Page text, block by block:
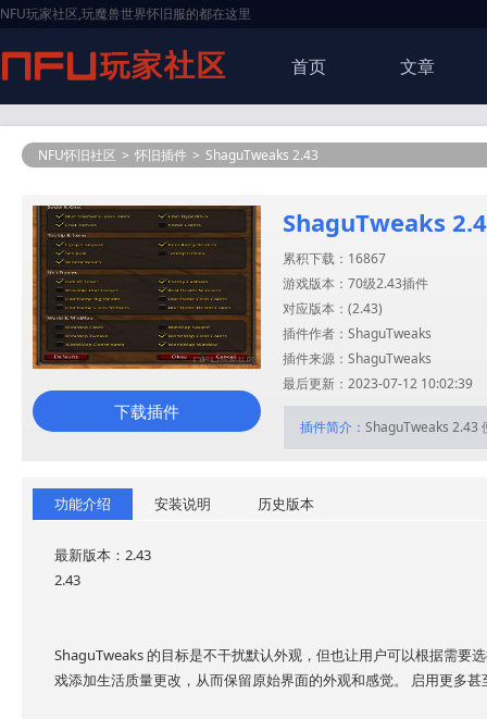
NFU玩家社区,玩魔兽世界怀旧服的都在这里
首页 文章
NFU怀旧社区 > 怀旧插件 > ShaguTweaks 2.43
下载插件
ShaguTweaks
累积下载：16867
游戏版本：70级2.43插件
对应版本：(2.43)
插件作者：ShaguTweaks
插件来源：ShaguTweaks
最后更新：2023-07-12 10:02:39
插件简介： ShaguTweaks 2.43
功能介绍 安装说明 历史版本
最新版本：2.43
2.43
ShaguTweaks 的目标是不干扰默认外观，但也让用户可以根据需要
戏添加生活质量更改，从而保留原始界面的外观和感觉。 启用更多